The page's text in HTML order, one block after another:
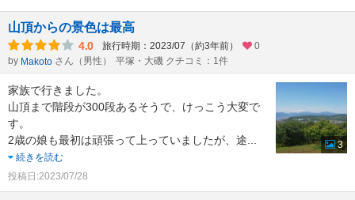
山頂からの景色は最高
4.0 旅行時期：2023/07（約3年前）
0
by Makoto さん（男性） 平塚・大磯 クチコミ：1件
家族で行きました。
山頂まで階段が300段あるそうで、けっこう大変で
す。
2歳の娘も最初は頑張って上っていましたが、途
続きを読む
投稿日:2023/07/28
3